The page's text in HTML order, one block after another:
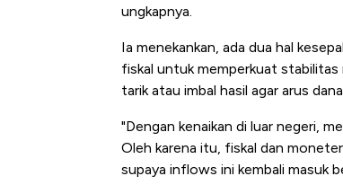
ungkapnya.
Ia menekankan, ada dua hal
fiskal untuk memperkuat stabilitas
tarik atau imbal hasil agar arus
"Dengan kenaikan di luar negeri,
Oleh karena itu, fiskal dan
supaya inflows ini kembali masuk